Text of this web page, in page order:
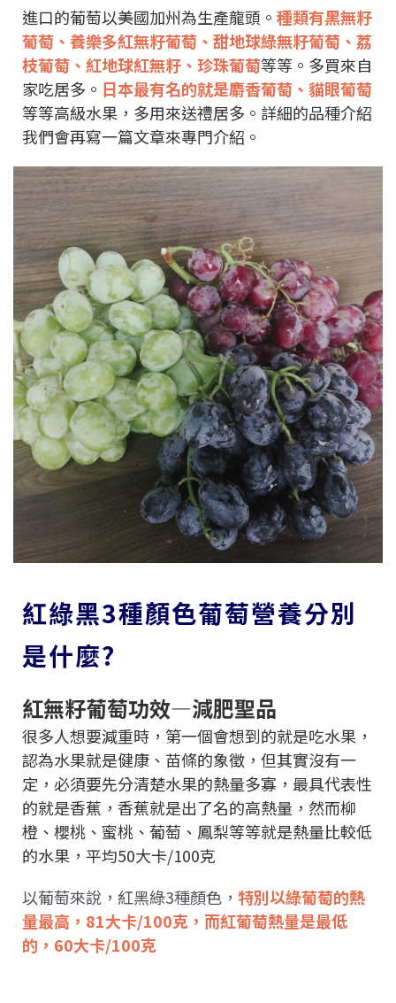
進口的葡萄以美國加州為生產龍頭。 種類有黑無籽
葡萄、養樂多紅無籽葡萄、甜地球綠無籽葡萄、荔
枝葡萄、紅地球紅無籽、珍珠葡萄等等。多買來自
家吃居多。 日本最有名的就是麝香葡萄、貓眼葡萄
等等高級水果，多用來送禮居多。詳細的品種介紹
我們會再寫一篇文章來專門介紹。
紅綠黑3種顏色葡萄營養分別
是什麼?
紅無籽葡萄功效—減肥聖品
很多人想要減重時，第一個會想到的就是吃水果，
認為水果就是健康、苗條的象徵，但其實沒有一
定，必須要先分清楚水果的熱量多寡，最具代表性
的就是香蕉，香蕉就是出了名的高熱量，然而柳
橙、櫻桃、蜜桃、葡萄、鳳梨等等就是熱量比較低
的水果，平均50大卡/100克
以葡萄來說，紅黑綠3種顏色， 特別以綠葡萄的熱
量最高，81大卡/100克，而紅葡萄熱量是最低
的，60大卡/100克